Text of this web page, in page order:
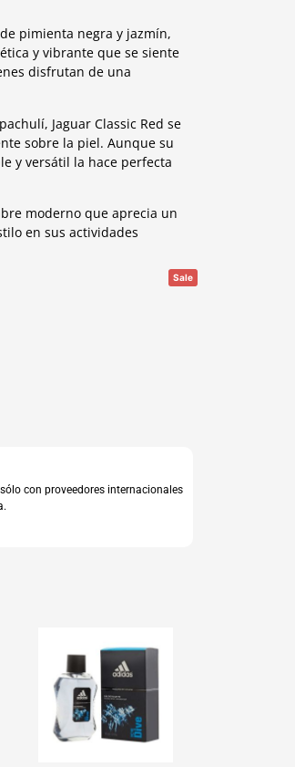
pimienta negra y jazmín,
y vibrante que se siente
disfrutan de una
Jaguar Classic Red se
sobre la piel. Aunque su
y versátil la hace perfecta
moderno que aprecia un
en sus actividades
Sale
con proveedores internacionales